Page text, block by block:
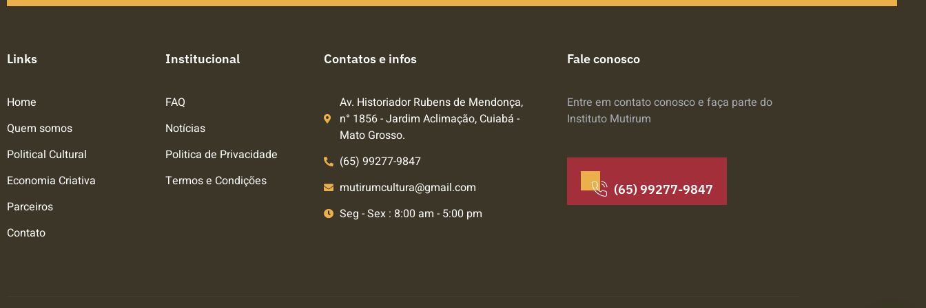
Links
Home
Quem somos
Political Cultural
Economia Criativa
Parceiros
Contato
Institucional
FAQ
Notícias
Politica de Privacidade
Termos e Condições
Contatos e infos
Av. Historiador Rubens de Mendonça,
n° 1856 - Jardim Aclimação, Cuiabá -
Mato Grosso.
(65) 99277-9847
mutirumcultura@gmail.com
Seg - Sex : 8:00 am - 5:00 pm
Fale conosco
Entre em contato conosco e faça parte do
Instituto Mutirum
(65) 99277-9847